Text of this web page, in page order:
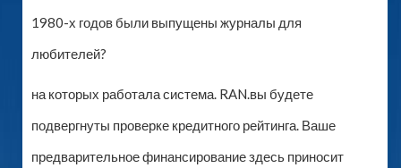
1980-х годов были выпущены журналы для
любителей?
на которых работала система. RAN.вы будете
подвергнуты проверке кредитного рейтинга. Ваше
предварительное финансирование здесь приносит